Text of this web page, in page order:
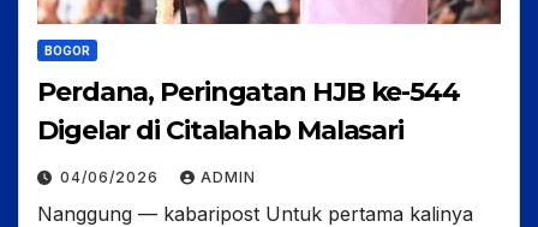
BOGOR
Perdana, Peringatan HJB ke-544
Digelar di Citalahab Malasari
04/06/2026 ADMIN
Nanggung — kabaripost Untuk pertama kalinya